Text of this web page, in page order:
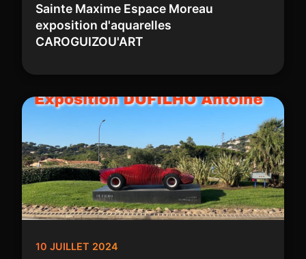
Sainte Maxime Espace Moreau
exposition d'aquarelles
CAROGUIZOU'ART
10 JUILLET 2024